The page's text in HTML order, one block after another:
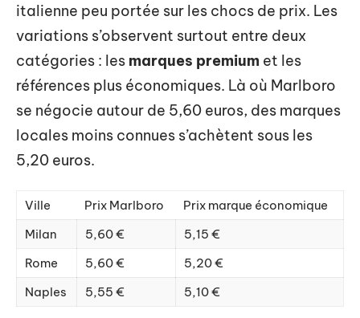
italienne peu portée sur les chocs de prix. Les
variations s’observent surtout entre deux
catégories : les marques premium et les
références plus économiques. Là où Marlboro
se négocie autour de 5,60 euros, des marques
locales moins connues s’achètent sous les
5,20 euros.
Ville Prix Marlboro
Prix marque économique
Milan
5,60 €
5,15 €
Rome
5,60 €
5,20 €
Naples
5,55 € 5,10 €